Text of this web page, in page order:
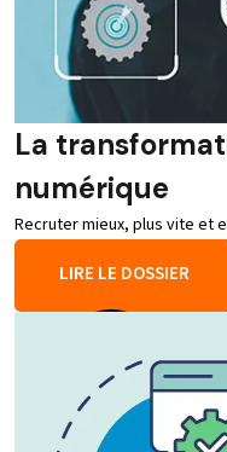
La
numérique
Recruter mieux, plus vite et
LIRE LE DOSSIER